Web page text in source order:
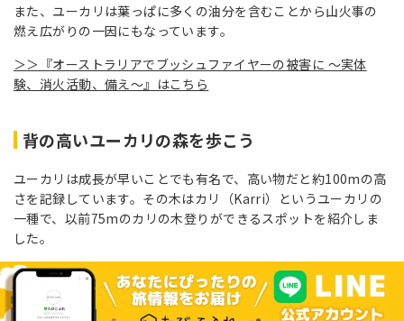
また、ユーカリは葉っぱに多くの油分を含むことから山火事の
燃え広がりの一因にもなっています。
＞＞『オーストラリアでブッシュファイヤーの被害に ～実体
験、消火活動、備え～』はこちら
背の高いユーカリの森を歩こう
ユーカリは成長が早いことでも有名で、高い物だと約100mの高
さを記録しています。その木はカリ（Karri）というユーカリの
一種で、以前75mのカリの木登りができるスポットを紹介しま
した。